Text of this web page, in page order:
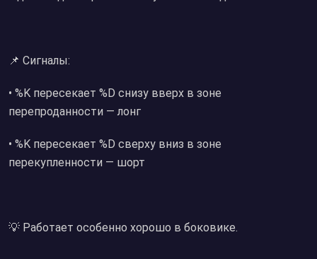
📌 Сигналы:
• %K пересекает %D снизу вверх в зоне
перепроданности — лонг
• %K пересекает %D сверху вниз в зоне
перекупленности — шорт
💡 Работает особенно хорошо в боковике.